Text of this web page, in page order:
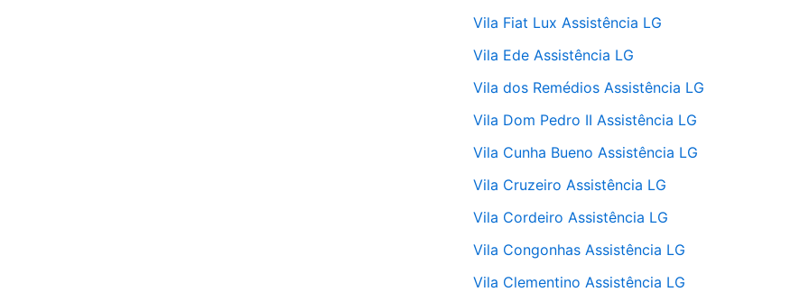
Vila Fiat Lux Assistência LG
Vila Ede Assistência LG
Vila dos Remédios Assistência LG
Vila Dom Pedro II Assistência LG
Vila Cunha Bueno Assistência LG
Vila Cruzeiro Assistência LG
Vila Cordeiro Assistência LG
Vila Congonhas Assistência LG
Vila Clementino Assistência LG